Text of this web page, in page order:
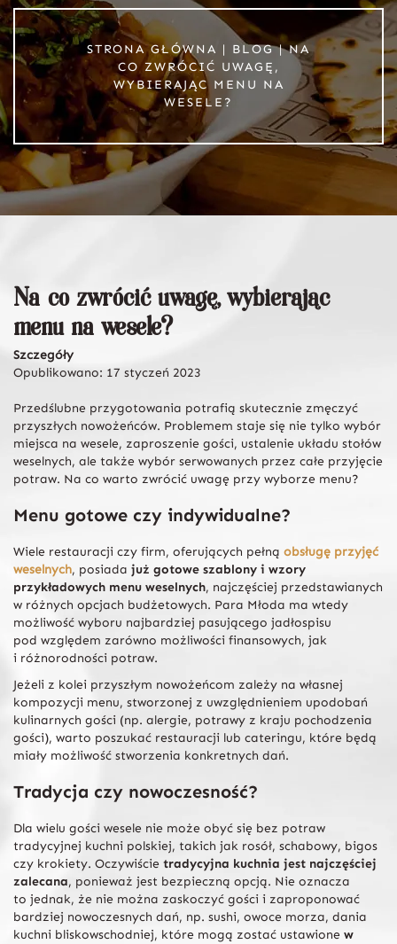
STRONA GŁÓWNA | BLOG|NA
CO ZWRÓCIĆ UWAGĘ,
WYBIERAJĄC MENU NA
WESELE?
Na co zwrócić uwagę, wybierając
menu na wesele?
Szczegóły
Opublikowano: 17 styczeń 2023
Przedślubne przygotowania potrafią skutecznie zmęczyć
przyszłych nowożeńców. Problemem staje się nie tylko wybór
miejsca na wesele, zaproszenie gości, ustalenie układu stołów
weselnych, ale także wybór serwowanych przez całe przyjęcie
potraw. Na co warto zwrócić uwagę przy wyborze menu?
Menu gotowe czy indywidualne?
Wiele restauracji czy firm, oferujących pełną obsługę przyjęć
weselnych, posiada już gotowe szablony i wzory
przykładowych menu weselnych, najczęściej przedstawianych
w różnych opcjach budżetowych. Para Młoda ma wtedy
możliwość wyboru najbardziej pasującego jadłospisu
pod względem zarówno możliwości finansowych, jak
i różnorodności potraw.
Jeżeli z kolei przyszłym nowożeńcom zależy na własnej
kompozycji menu, stworzonej z uwzględnieniem upodobań
kulinarnych gości (np. alergie, potrawy z kraju pochodzenia
gości), warto poszukać restauracji lub cateringu, które będą
miały możliwość stworzenia konkretnych dań.
Tradycja czy nowoczesność?
Dla wielu gości wesele nie może obyć się bez potraw
tradycyjnej kuchni polskiej, takich jak rosół, schabowy, bigos
czy krokiety. Oczywiście tradycyjna kuchnia jest najczęściej
zalecana, ponieważ jest bezpieczną opcją. Nie oznacza
to jednak, że nie można zaskoczyć gości i zaproponować
bardziej nowoczesnych dań, np. sushi, owoce morza, dania
kuchni bliskowschodniej, które mogą zostać ustawione w